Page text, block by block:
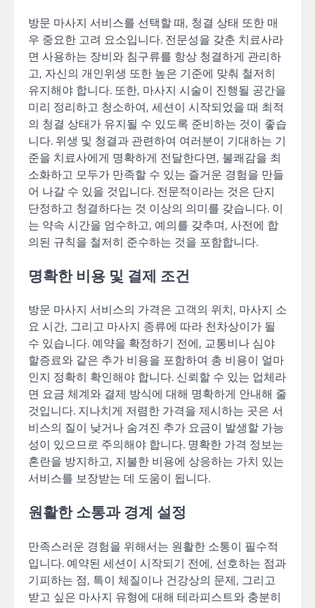
방문 마사지 서비스를 선택할 때, 청결 상태 또한 매
우 중요한 고려 요소입니다. 전문성을 갖춘 치료사라
면 사용하는 장비와 침구류를 항상 청결하게 관리하
고, 자신의 개인위생 또한 높은 기준에 맞춰 철저히
유지해야 합니다. 또한, 마사지 시술이 진행될 공간을
미리 정리하고 청소하여, 세션이 시작되었을 때 최적
의 청결 상태가 유지될 수 있도록 준비하는 것이 좋습
니다. 위생 및 청결과 관련하여 여러분이 기대하는 기
준을 치료사에게 명확하게 전달한다면, 불쾌감을 최
소화하고 모두가 만족할 수 있는 즐거운 경험을 만들
어 나갈 수 있을 것입니다. 전문적이라는 것은 단지
단정하고 청결하다는 것 이상의 의미를 갖습니다. 이
는 약속 시간을 엄수하고, 예의를 갖추며, 사전에 합
의된 규칙을 철저히 준수하는 것을 포함합니다.
명확한 비용 및 결제 조건
방문 마사지 서비스의 가격은 고객의 위치, 마사지 소
요 시간, 그리고 마사지 종류에 따라 천차상이가 될
수 있습니다. 예약을 확정하기 전에, 교통비나 심야
할증료와 같은 추가 비용을 포함하여 총 비용이 얼마
인지 정확히 확인해야 합니다. 신뢰할 수 있는 업체라
면 요금 체계와 결제 방식에 대해 명확하게 안내해 줄
것입니다. 지나치게 저렴한 가격을 제시하는 곳은 서
비스의 질이 낮거나 숨겨진 추가 요금이 발생할 가능
성이 있으므로 주의해야 합니다. 명확한 가격 정보는
혼란을 방지하고, 지불한 비용에 상응하는 가치 있는
서비스를 보장받는 데 도움이 됩니다.
원활한 소통과 경계 설정
만족스러운 경험을 위해서는 원활한 소통이 필수적
입니다. 예약된 세션이 시작되기 전에, 선호하는 점과
기피하는 점, 특이 체질이나 건강상의 문제, 그리고
받고 싶은 마사지 유형에 대해 테라피스트와 충분히